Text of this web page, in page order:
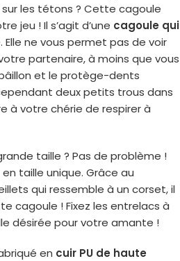
sur les tétons ? Cette cagoule
jeu ! Il s’agit d’une cagoule qui
. Elle ne vous permet pas de voir
partenaire, à moins que vous
et le protège-dents
deux petits trous dans
à votre chérie de respirer à
taille ? Pas de problème !
taille unique. Grâce au
qui ressemble à un corset, il
cagoule ! Fixez les entrelacs à
désirée pour votre amante !
en cuir PU de haute